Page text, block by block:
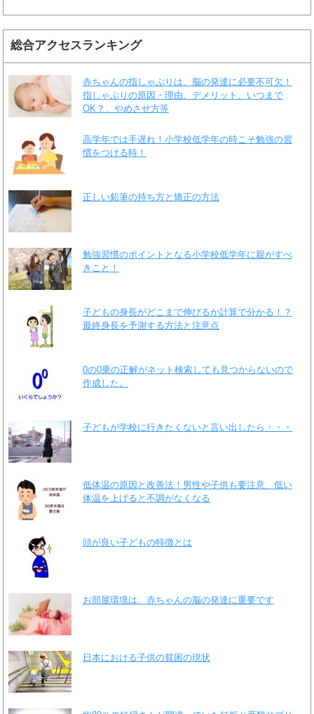
総合アクセスランキング
赤ちゃんの指しゃぶりは、脳の発達に必要不可欠！
指しゃぶりの原因・理由、デメリット、いつまで
OK？、やめさせ方等
高学年では手遅れ！小学校低学年の時こそ勉強の習
慣をつける時！
正しい鉛筆の持ち方と矯正の方法
勉強習慣のポイントとなる小学校低学年に親がすべ
きこと！
子どもの身長がどこまで伸びるか計算で分かる！？
最終身長を予測する方法と注意点
0の0乗の正解がネット検索しても見つからないので
作成した。
子どもが学校に行きたくないと言い出したら・・・
低体温の原因と改善法！男性や子供も要注意、低い
体温を上げると不調がなくなる
頭が良い子どもの特徴とは
お部屋環境は、赤ちゃんの脳の発達に重要です
日本における子供の貧困の現状